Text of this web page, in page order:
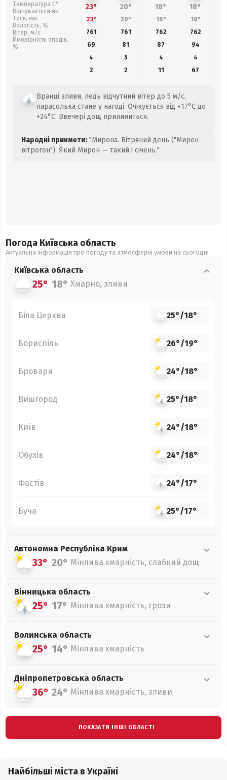
Температура С°
Відчувається як
Тиск, мм
Вологість, %
Вітер, м/с
Ймовірність опадів,
%
23° 20° 18° 18°
23° 20° 18° 18°
761
761 762 762
69
81 87 94
4
5 4
4
2
2 11 67
Вранці зливи, ледь відчутний вітер до 5 м/с,
парасолька стане у нагоді. Очікується від +17°C до
+24°C. Ввечері дощ припиниться.
Народні прикмети: "Мирона. Вітряний день ("Мирон-
вітрогон"). Який Мирон — такий і січень."
Погода Київська область
Актуальна інформація про погоду та атмосферні умови на сьогодні
Київська область
25° 18° Хмарно, зливи
Біла Церква 25°/18°
Бориспіль 26°/19°
Бровари 24°/18°
Вишгород 25°/18°
Київ 24°/18°
Обухів 24°/18°
Фастів 24°/17°
Буча 25°/17°
Автономна Республіка Крим
33° 20° Мінлива хмарність, слабкий дощ
Вінницька область
25° 17° Мінлива хмарність, грози
Волинська область
25° 14° Мінлива хмарність
Дніпропетровська область
36° 24° Мінлива хмарність, зливи
ПОКАЗАТИ ІНШІ ОБЛАСТІ
Найбільші міста в Україні